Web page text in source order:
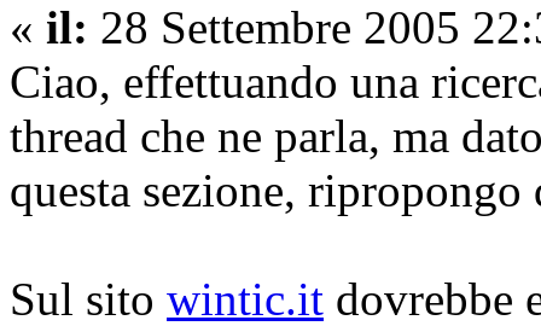
« il: 28 Settembre 2005
Ciao, effettuando una
thread che ne parla, ma
questa sezione,
Sul sito wintic.it dovrebbe